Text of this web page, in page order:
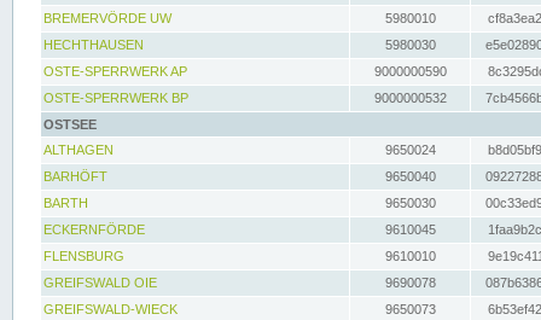
BREMERVÖRDE UW
5980010
HECHTHAUSEN
5980030
OSTE-SPERRWERK AP
9000000590
OSTE-SPERRWERK BP
9000000532
OSTSEE
ALTHAGEN
9650024
BARHÖFT
9650040
BARTH
9650030
ECKERNFÖRDE
9610045
FLENSBURG
9610010
GREIFSWALD OIE
9690078
GREIFSWALD-WIECK
9650073